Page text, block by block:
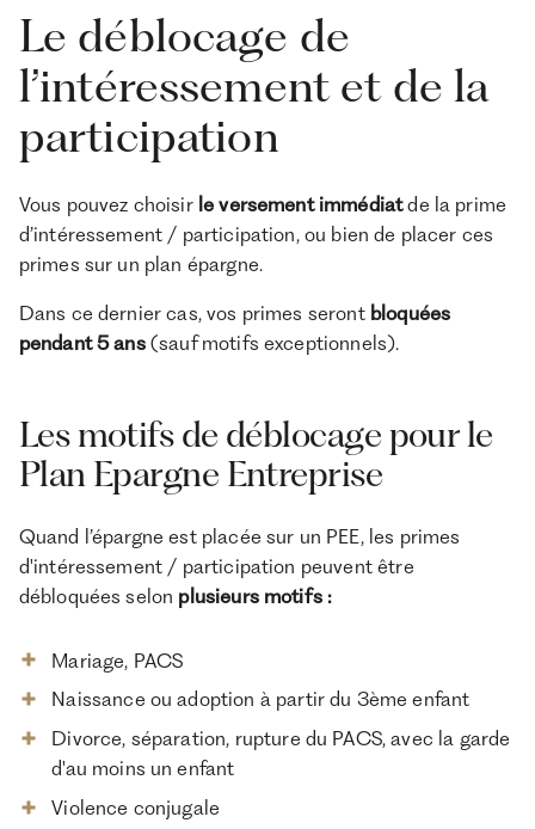
Le déblocage de
l’intéressement et de la
participation
Vous pouvez choisir le versement immédiatde la prime
d’intéressement / participation, ou bien de placer ces
primes sur un plan épargne.
Dans ce dernier cas, vos primes serontbloquées
pendant 5 ans (sauf motifs exceptionnels).
Les motifs de déblocage pour le
Plan Epargne Entreprise
Quand l’épargne est placée sur un PEE, les primes
d'intéressement / participation peuvent être
débloquées selon plusieurs motifs :
Mariage, PACS
Naissance ou adoption à partir du 3ème enfant
Divorce, séparation, rupture du PACS, avec la garde
d'au moins un enfant
Violence conjugale